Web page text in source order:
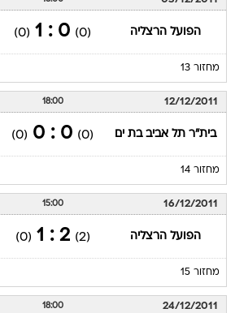
הפועל הרצליה (0)
0 : 1
(0)
מחזור 13
12/12/2011
18:00
בית"ר תל אביב בת ים (0)
0 : 0
(0)
מחזור 14
16/12/2011
15:00
הפועל הרצליה (2)
2 : 1
(0)
מחזור 15
24/12/2011
18:00